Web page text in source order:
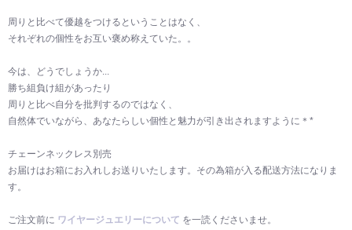
周りと比べて優越をつけるということはなく、
それぞれの個性をお互い褒め称えていた。。
今は、どうでしょうか...
勝ち組負け組があったり
周りと比べ自分を批判するのではなく、
自然体でいながら、あなたらしい個性と魅力が引き出されますように＊*
チェーンネックレス別売
お届けはお箱にお入れしお送りいたします。その為箱が入る配送方法になりま
す。
ご注文前に ワイヤージュエリーについて を一読くださいませ。